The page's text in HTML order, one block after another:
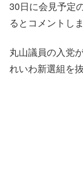
30日に会見予定
るとコメントしま
丸山議員の入党
れいわ新選組を